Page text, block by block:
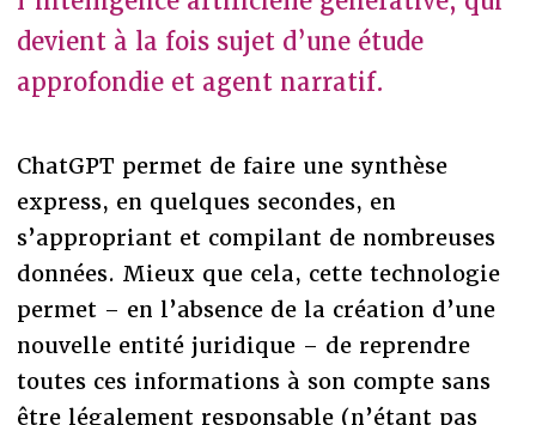
devient à la fois sujet d’une étude
approfondie et agent narratif.
ChatGPT permet de faire une synthèse
express, en quelques secondes, en
s’appropriant et compilant de nombreuses
données. Mieux que cela, cette technologie
permet – en l’absence de la création d’une
nouvelle entité juridique – de reprendre
toutes ces informations à son compte sans
être légalement responsable (n’étant pas